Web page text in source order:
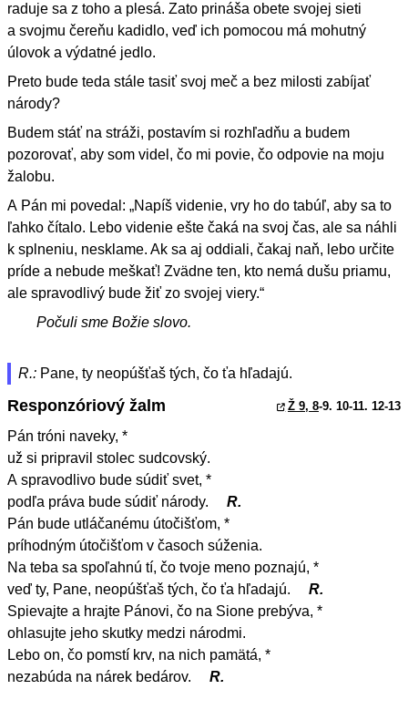
raduje sa z toho a plesá. Zato prináša obete svojej sieti
a svojmu čereňu kadidlo, veď ich pomocou má mohutný
úlovok a výdatné jedlo.
Preto bude teda stále tasiť svoj meč a bez milosti zabíjať
národy?
Budem stáť na stráži, postavím si rozhľadňu a budem
pozorovať, aby som videl, čo mi povie, čo odpovie na moju
žalobu.
A Pán mi povedal: „Napíš videnie, vry ho do tabúľ, aby sa to
ľahko čítalo. Lebo videnie ešte čaká na svoj čas, ale sa náhli
k splneniu, nesklame. Ak sa aj oddiali, čakaj naň, lebo určite
príde a nebude meškať! Zvädne ten, kto nemá dušu priamu,
ale spravodlivý bude žiť zo svojej viery.“
Počuli sme Božie slovo.
R.: Pane, ty neopúšťaš tých, čo ťa hľadajú.
Responzóriový žalm Ž 9, 8-9. 10-11. 12-13
Pán tróni naveky, *
už si pripravil stolec sudcovský.
A spravodlivo bude súdiť svet, *
podľa práva bude súdiť národy.
R.
Pán bude utláčanému útočišťom, *
príhodným útočišťom v časoch súženia.
Na teba sa spoľahnú tí, čo tvoje meno poznajú, *
veď ty, Pane, neopúšťaš tých, čo ťa hľadajú.
R.
Spievajte a hrajte Pánovi, čo na Sione prebýva, *
ohlasujte jeho skutky medzi národmi.
Lebo on, čo pomstí krv, na nich pamätá, *
nezabúda na nárek bedárov.
R.